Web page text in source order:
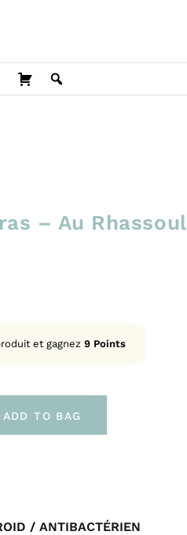
– Au Rhassoul
et gagnez 9Points
ADD TO BAG
/ ANTIBACTÉRIEN